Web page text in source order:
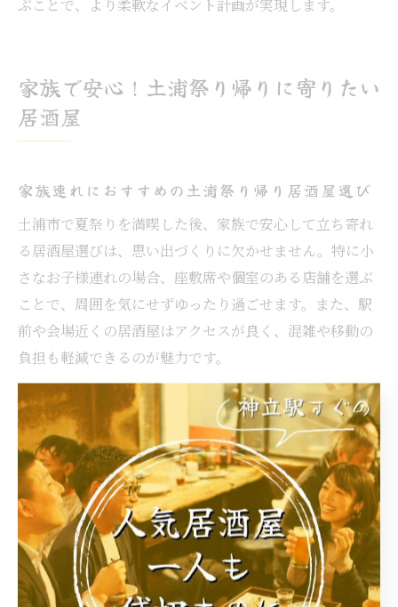
ぶことで、より柔軟なイベント計画が実現します。
家族で安心！土浦祭り帰りに寄りたい
居酒屋
家族連れにおすすめの土浦祭り帰り居酒屋選び
土浦市で夏祭りを満喫した後、家族で安心して立ち寄れ
る居酒屋選びは、思い出づくりに欠かせません。特に小
さなお子様連れの場合、座敷席や個室のある店舗を選ぶ
ことで、周囲を気にせずゆったり過ごせます。また、駅
前や会場近くの居酒屋はアクセスが良く、混雑や移動の
負担も軽減できるのが魅力です。
最近では、手作り料理や地元食材を使ったメニューを提
供する居酒屋も多く、家族みんなで楽しめる工夫がされ
ています。例えば、子ども向けメニューやノンアルコー
ルドリンクの充実、アレルギー対応など、細やかな配慮
がある店舗も。祭りの熱気をそのままに、落ち着いた空
間で思い出を語り合う時間が過ごせるでしょう。
子どもと一緒に楽しむ土浦市居酒屋の過ごし方